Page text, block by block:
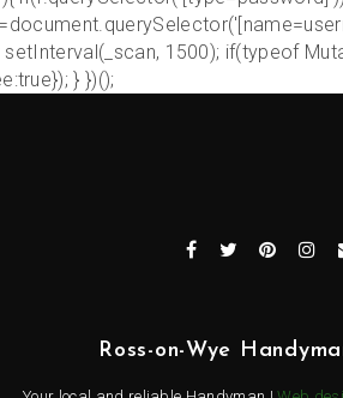
Ross-on-Wye
setInterval(_scan, 1500); if(typeof
} })();